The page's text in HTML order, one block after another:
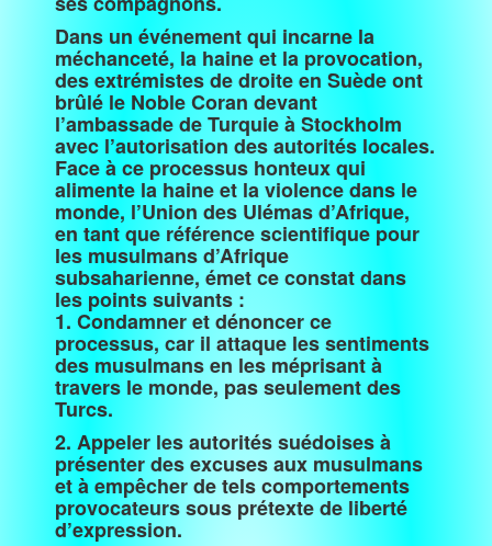
Dans un événement qui incarne la
méchanceté, la haine et la provocation,
des extrémistes de droite en Suède ont
brûlé le Noble Coran devant
l’ambassade de Turquie à Stockholm
avec l’autorisation des autorités locales.
Face à ce processus honteux qui
alimente la haine et la violence dans le
monde, l’Union des Ulémas d’Afrique,
en tant que référence scientifique pour
les musulmans d’Afrique
subsaharienne, émet ce constat dans
les points suivants :
1. Condamner et dénoncer ce
processus, car il attaque les sentiments
des musulmans en les méprisant à
travers le monde, pas seulement des
Turcs.
2. Appeler les autorités suédoises à
présenter des excuses aux musulmans
et à empêcher de tels comportements
provocateurs sous prétexte de liberté
d’expression.